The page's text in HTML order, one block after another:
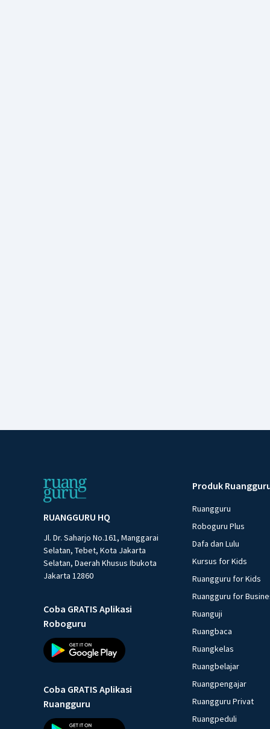
RUANGGURU HQ
Jl. Dr. Saharjo No.161, Manggarai
Selatan, Tebet, Kota Jakarta
Selatan, Daerah Khusus Ibukota
Jakarta 12860
Coba GRATIS Aplikasi
Roboguru
Coba GRATIS Aplikasi
Ruangguru
Produk
Ruangguru
Roboguru Plus
Dafa dan Lulu
Kursus for Kids
Ruangguru for Kids
Ruangguru for
Ruanguji
Ruangbaca
Ruangkelas
Ruangbelajar
Ruangpengajar
Ruangguru Privat
Ruangpeduli